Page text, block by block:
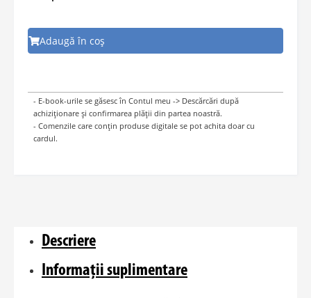
Adaugă în coș
- E-book-urile se găsesc în Contul meu -> Descărcări după
achiziționare și confirmarea plății din partea noastră.
- Comenzile care conțin produse digitale se pot achita doar cu
cardul.
Descriere
Informații suplimentare